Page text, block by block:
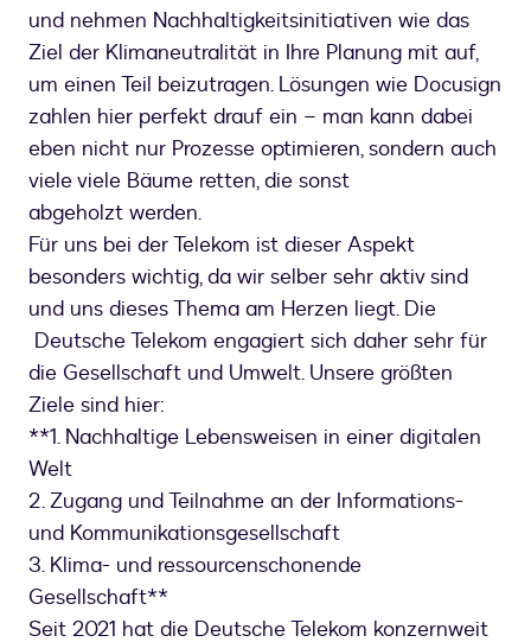
und nehmen Nachhaltigkeitsinitiativen wie das
Ziel der Klimaneutralität in Ihre Planung mit auf,
um einen Teil beizutragen. Lösungen wie Docusign
zahlen hier perfekt drauf ein – man kann dabei
eben nicht nur Prozesse optimieren, sondern auch
viele viele Bäume retten, die sonst
abgeholzt werden.
Für uns bei der Telekom ist dieser Aspekt
besonders wichtig, da wir selber sehr aktiv sind
und uns dieses Thema am Herzen liegt. Die
Deutsche Telekom engagiert sich daher sehr für
die Gesellschaft und Umwelt. Unsere größten
Ziele sind hier:
**1. Nachhaltige Lebensweisen in einer digitalen
Welt
2. Zugang und Teilnahme an der Informations-
und Kommunikationsgesellschaft
3. Klima- und ressourcenschonende
Gesellschaft**
Seit 2021 hat die Deutsche Telekom konzernweit